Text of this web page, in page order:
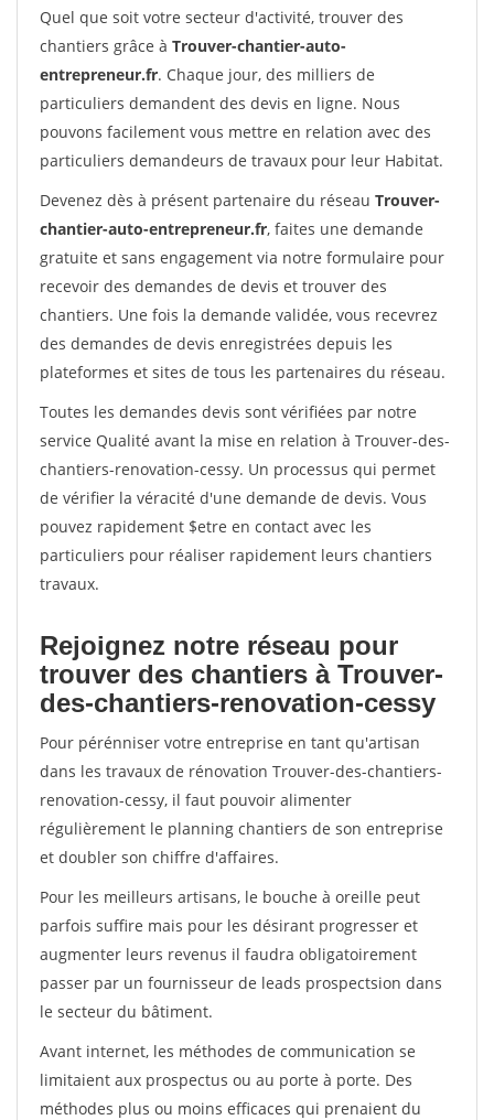
Quel que soit votre secteur d'activité, trouver des
chantiers grâce à Trouver-chantier-auto-
entrepreneur.fr. Chaque jour, des milliers de
particuliers demandent des devis en ligne. Nous
pouvons facilement vous mettre en relation avec des
particuliers demandeurs de travaux pour leur Habitat.
Devenez dès à présent partenaire du réseau Trouver-
chantier-auto-entrepreneur.fr, faites une demande
gratuite et sans engagement via notre formulaire pour
recevoir des demandes de devis et trouver des
chantiers. Une fois la demande validée, vous recevrez
des demandes de devis enregistrées depuis les
plateformes et sites de tous les partenaires du réseau.
Toutes les demandes devis sont vérifiées par notre
service Qualité avant la mise en relation à Trouver-des-
chantiers-renovation-cessy. Un processus qui permet
de vérifier la véracité d'une demande de devis. Vous
pouvez rapidement $etre en contact avec les
particuliers pour réaliser rapidement leurs chantiers
travaux.
Rejoignez notre réseau pour
trouver des chantiers à Trouver-
des-chantiers-renovation-cessy
Pour pérénniser votre entreprise en tant qu'artisan
dans les travaux de rénovation Trouver-des-chantiers-
renovation-cessy, il faut pouvoir alimenter
régulièrement le planning chantiers de son entreprise
et doubler son chiffre d'affaires.
Pour les meilleurs artisans, le bouche à oreille peut
parfois suffire mais pour les désirant progresser et
augmenter leurs revenus il faudra obligatoirement
passer par un fournisseur de leads prospectsion dans
le secteur du bâtiment.
Avant internet, les méthodes de communication se
limitaient aux prospectus ou au porte à porte. Des
méthodes plus ou moins efficaces qui prenaient du